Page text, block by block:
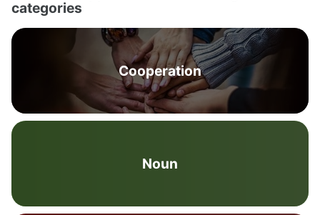
categories
Cooperation
Noun